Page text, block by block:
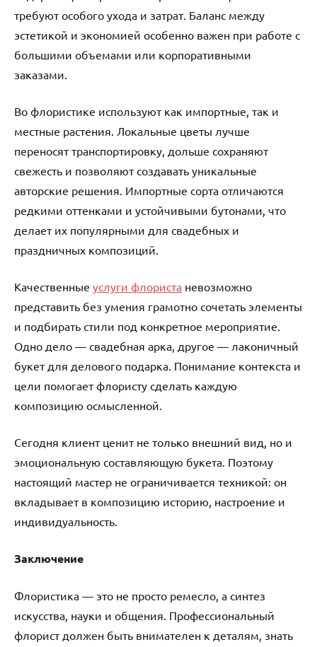
требуют особого ухода и затрат. Баланс между
эстетикой и экономией особенно важен при работе с
большими объемами или корпоративными
заказами.
Во флористике используют как импортные, так и
местные растения. Локальные цветы лучше
переносят транспортировку, дольше сохраняют
свежесть и позволяют создавать уникальные
авторские решения. Импортные сорта отличаются
редкими оттенками и устойчивыми бутонами, что
делает их популярными для свадебных и
праздничных композиций.
Качественные услуги флориста невозможно
представить без умения грамотно сочетать элементы
и подбирать стили под конкретное мероприятие.
Одно дело — свадебная арка, другое — лаконичный
букет для делового подарка. Понимание контекста и
цели помогает флористу сделать каждую
композицию осмысленной.
Сегодня клиент ценит не только внешний вид, но и
эмоциональную составляющую букета. Поэтому
настоящий мастер не ограничивается техникой: он
вкладывает в композицию историю, настроение и
индивидуальность.
Заключение
Флористика — это не просто ремесло, а синтез
искусства, науки и общения. Профессиональный
флорист должен быть внимателен к деталям, знать